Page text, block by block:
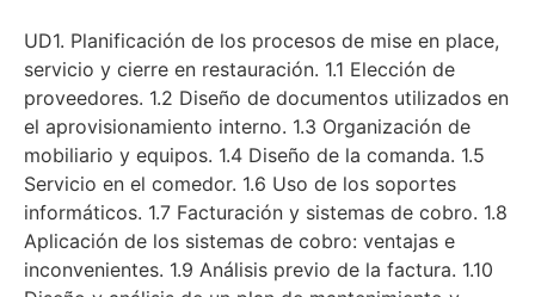
UD1. Planificación de los procesos de mise en place,
servicio y cierre en restauración. 1.1 Elección de
proveedores. 1.2 Diseño de documentos utilizados en
el aprovisionamiento interno. 1.3 Organización de
mobiliario y equipos. 1.4 Diseño de la comanda. 1.5
Servicio en el comedor. 1.6 Uso de los soportes
informáticos. 1.7 Facturación y sistemas de cobro. 1.8
Aplicación de los sistemas de cobro: ventajas e
inconvenientes. 1.9 Análisis previo de la factura. 1.10